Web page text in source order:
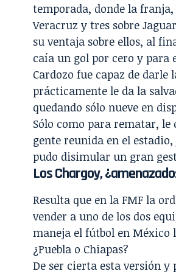
temporada, donde la
Veracruz y tres sobre
su ventaja sobre ellos, al
caía un gol por cero y para
Cardozo fue capaz de
prácticamente le da la
quedando sólo nueve en
Sólo como para rematar,
gente reunida en el
pudo disimular un gran
Los Chargoy,
Resulta que en la FMF la
vender a uno de los dos
maneja el fútbol en México
¿Puebla o Chiapas?
De ser cierta esta versión y